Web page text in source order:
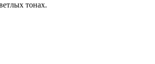
тонах.